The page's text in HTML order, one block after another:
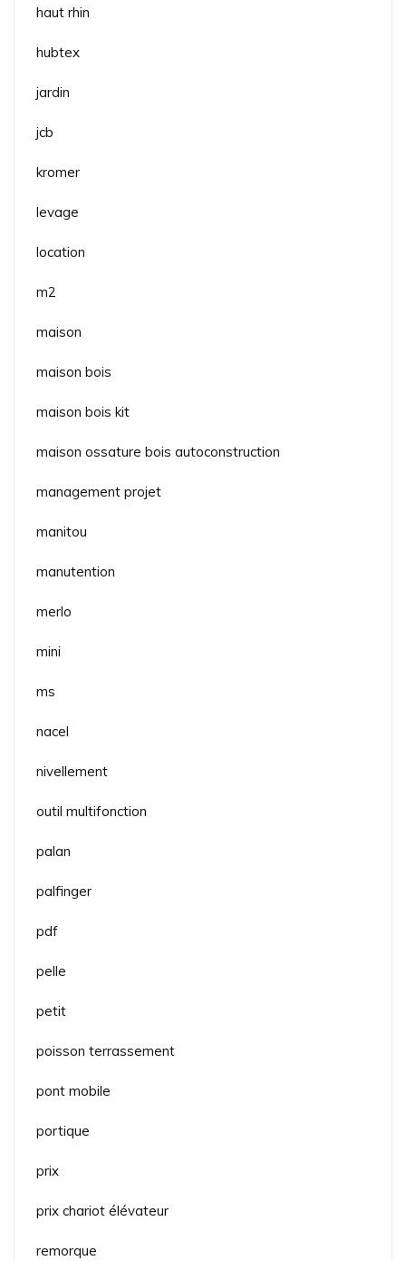
haut rhin
hubtex
jardin
jcb
kromer
levage
location
m2
maison
maison bois
maison bois kit
maison ossature bois autoconstruction
management projet
manitou
manutention
merlo
mini
ms
nacel
nivellement
outil multifonction
palan
palfinger
pdf
pelle
petit
poisson terrassement
pont mobile
portique
prix
prix chariot élévateur
remorque